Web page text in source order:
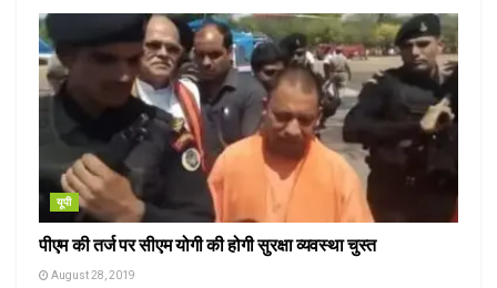
यूपी
पीएम की तर्ज पर सीएम योगी की होगी सुरक्षा व्यवस्था चुस्त
August 28, 2019